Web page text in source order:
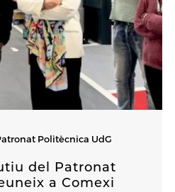
Politècnica UdG
del Patronat
a Comexi